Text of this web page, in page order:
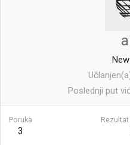
Poslednji put
Poruka
3